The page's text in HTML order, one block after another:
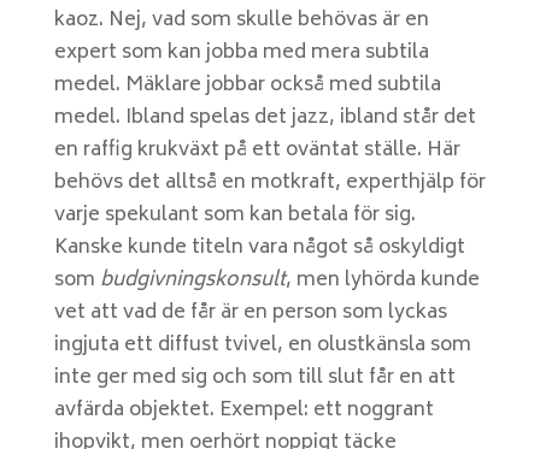
kaoz. Nej, vad som skulle behövas är en
expert som kan jobba med mera subtila
medel. Mäklare jobbar också med subtila
medel. Ibland spelas det jazz, ibland står det
en raffig krukväxt på ett oväntat ställe. Här
behövs det alltså en motkraft, experthjälp för
varje spekulant som kan betala för sig.
Kanske kunde titeln vara något så oskyldigt
som budgivningskonsult, men lyhörda kunde
vet att vad de får är en person som lyckas
ingjuta ett diffust tvivel, en olustkänsla som
inte ger med sig och som till slut får en att
avfärda objektet. Exempel: ett noggrant